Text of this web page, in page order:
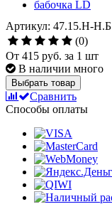
Артикул: 47.15.Н-Н.Б
(0)
От 415 руб. за 1 шт
В наличии много
Выбрать товар
Сравнить
Способы оплаты